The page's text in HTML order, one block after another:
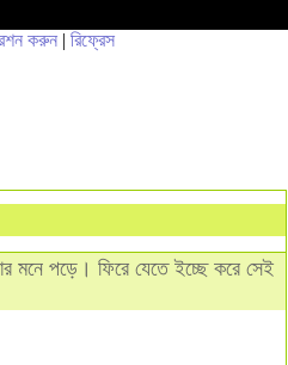
করুন | রিফ্রেস
মনে পড়ে। ফিরে যেতে ইচ্ছে করে সেই